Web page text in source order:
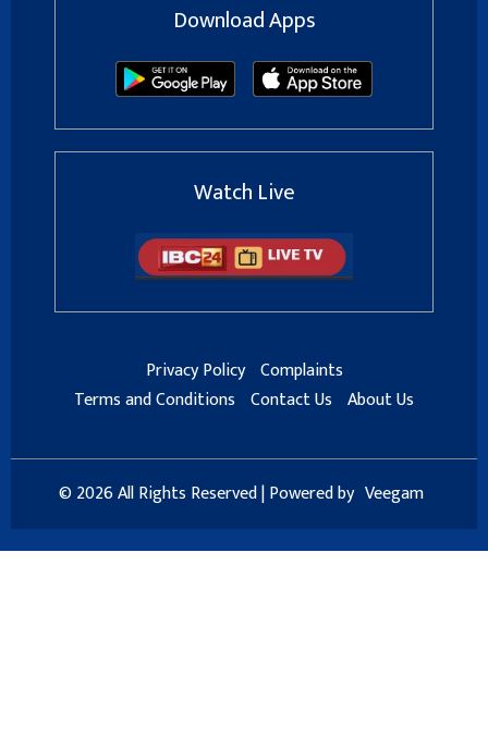
Download Apps
Watch Live
Privacy Policy Complaints
Terms and Conditions Contact Us About Us
© 2026 All Rights Reserved | Powered by Veegam